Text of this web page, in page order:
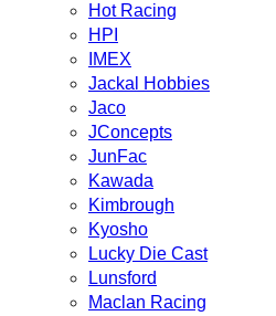
Hot Racing
HPI
IMEX
Jackal Hobbies
Jaco
JConcepts
JunFac
Kawada
Kimbrough
Kyosho
Lucky Die Cast
Lunsford
Maclan Racing